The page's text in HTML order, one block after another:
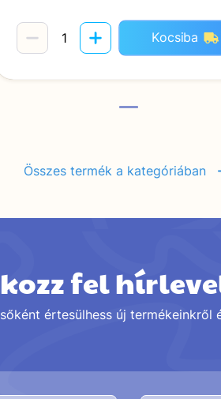
Kocsiba
Összes termék a kategóriában
fel
értesülhess új termékeinkről